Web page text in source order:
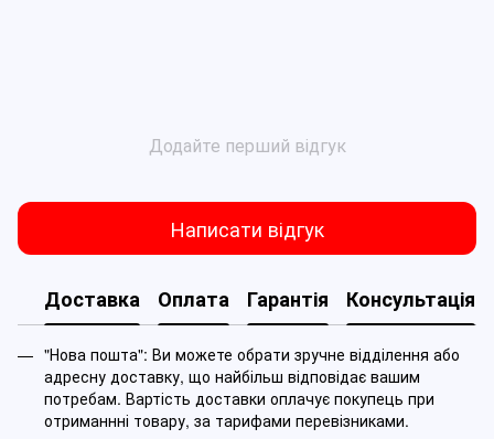
Додайте перший відгук
Написати відгук
Доставка Оплата Гарантія Консультація
"Нова пошта": Ви можете обрати зручне відділення або
адресну доставку, що найбільш відповідає вашим
потребам. Вартість доставки оплачує покупець при
отриманнні товару, за тарифами перевізниками.